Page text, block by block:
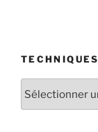
TECHNIQUES